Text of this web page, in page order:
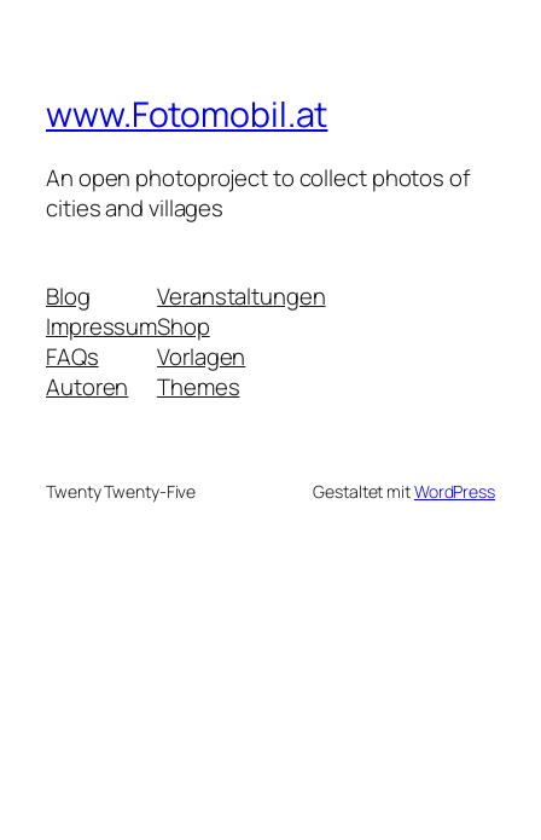
www.Fotomobil.at
An open photoproject to collect photos of
cities and villages
Blog
Impressum
FAQs
Autoren
Veranstaltungen
Shop
Vorlagen
Themes
Twenty Twenty-Five Gestaltet mitWordPress